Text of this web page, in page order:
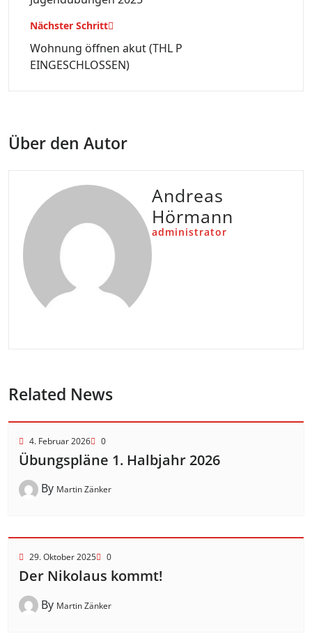
Nächster Schritt
Wohnung öffnen akut (THL P
EINGESCHLOSSEN)
Über den Autor
Andreas
Hörmann
administrator
Related News
4. Februar 2026 0
Übungspläne 1. Halbjahr 2026
By Martin Zänker
29. Oktober 2025 0
Der Nikolaus kommt!
By Martin Zänker